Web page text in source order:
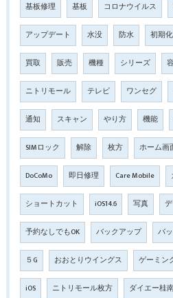
基板修理 基板 コロナウイルス
アップデート 水没 防水 初期化
買取 販売 機種 シリーズ
ニトリモール テレビ ワンセグ
通知 スキャン やり方 機能
SIMロック 解除 枚方 ホーム画
DoCoMo 即日修理 Care Mobile
ショートカット iOS14.6 写真
予約なしでもOK バックアップ バ
５G おおとりウイングス ゲーミン
iOS ニトリモール枚方 ダイエー桂